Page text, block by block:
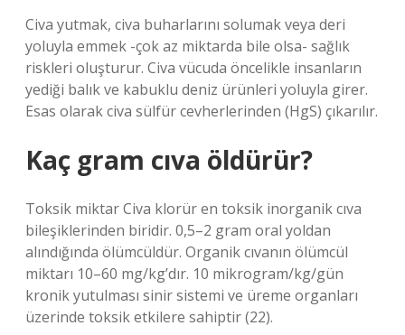
Civa yutmak, civa buharlarını solumak veya deri
yoluyla emmek -çok az miktarda bile olsa- sağlık
riskleri oluşturur. Civa vücuda öncelikle insanların
yediği balık ve kabuklu deniz ürünleri yoluyla girer.
Esas olarak civa sülfür cevherlerinden (HgS) çıkarılır.
Kaç gram cıva öldürür?
Toksik miktar Civa klorür en toksik inorganik cıva
bileşiklerinden biridir. 0,5–2 gram oral yoldan
alındığında ölümcüldür. Organik cıvanın ölümcül
miktarı 10–60 mg/kg’dır. 10 mikrogram/kg/gün
kronik yutulması sinir sistemi ve üreme organları
üzerinde toksik etkilere sahiptir (22).